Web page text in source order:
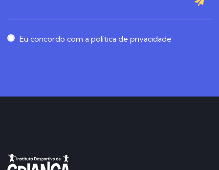
Eu concordo com a política de privacidade